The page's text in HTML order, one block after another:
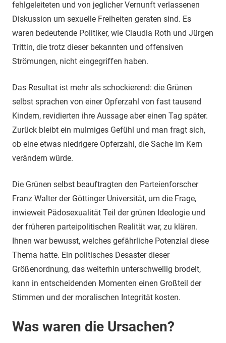
fehlgeleiteten und von jeglicher Vernunft verlassenen
Diskussion um sexuelle Freiheiten geraten sind. Es
waren bedeutende Politiker, wie Claudia Roth und Jürgen
Trittin, die trotz dieser bekannten und offensiven
Strömungen, nicht eingegriffen haben.
Das Resultat ist mehr als schockierend: die Grünen
selbst sprachen von einer Opferzahl von fast tausend
Kindern, revidierten ihre Aussage aber einen Tag später.
Zurück bleibt ein mulmiges Gefühl und man fragt sich,
ob eine etwas niedrigere Opferzahl, die Sache im Kern
verändern würde.
Die Grünen selbst beauftragten den Parteienforscher
Franz Walter der Göttinger Universität, um die Frage,
inwieweit Pädosexualität Teil der grünen Ideologie und
der früheren parteipolitischen Realität war, zu klären.
Ihnen war bewusst, welches gefährliche Potenzial diese
Thema hatte. Ein politisches Desaster dieser
Größenordnung, das weiterhin unterschwellig brodelt,
kann in entscheidenden Momenten einen Großteil der
Stimmen und der moralischen Integrität kosten.
Was waren die Ursachen?